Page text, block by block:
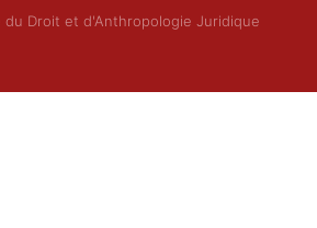
du Droit et d'Anthropologie Juridique